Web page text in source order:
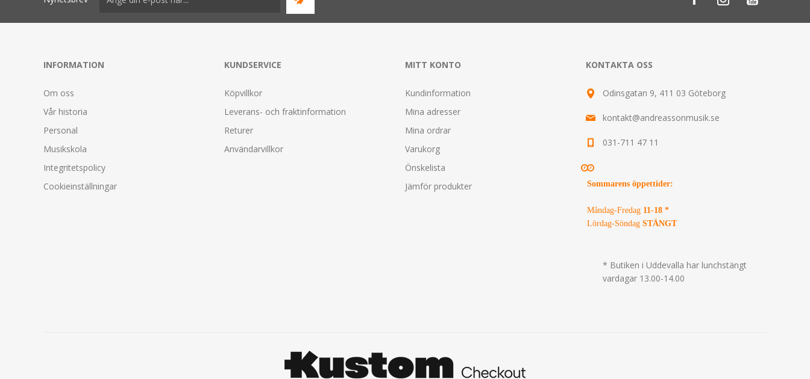
INFORMATION
Om oss
Vår historia
Personal
Musikskola
Integritetspolicy
Cookieinställningar
KUNDSERVICE
Köpvillkor
Leverans- och fraktinformation
Returer
Användarvillkor
MITT KONTO
Kundinformation
Mina adresser
Mina ordrar
Varukorg
Önskelista
Jämför produkter
KONTAKTA OSS
Odinsgatan 9, 411 03 Göteborg
kontakt@andreassonmusik.se
031-711 47 11
Sommarens öppettider:
Måndag-Fredag 11-18 *
Lördag-Söndag STÄNGT
* Butiken i Uddevalla har lunchstängt
vardagar 13.00-14.00